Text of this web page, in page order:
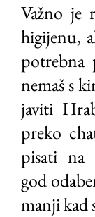
Važno je
higijenu,
potrebna
nemaš s
javiti
preko
pisati na
god
manji kad